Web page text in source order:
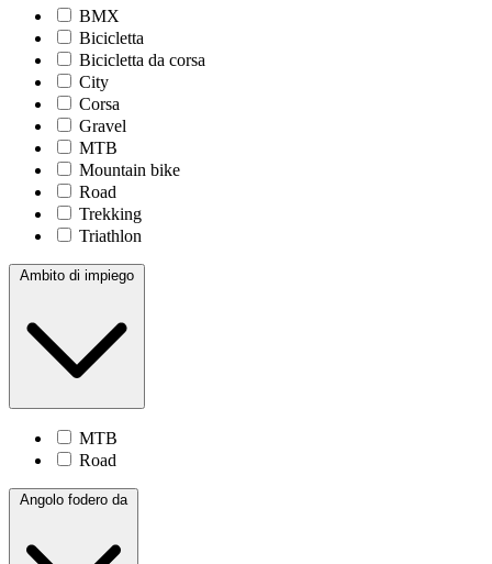
BMX
Bicicletta
Bicicletta da corsa
City
Corsa
Gravel
MTB
Mountain bike
Road
Trekking
Triathlon
Ambito di impiego
MTB
Road
Angolo fodero da